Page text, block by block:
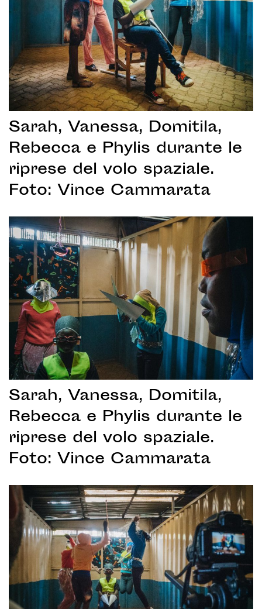
Sarah, Vanessa, Domitila,
Rebecca e Phylis durante le
riprese del volo spaziale.
Foto: Vince Cammarata
Sarah, Vanessa, Domitila,
Rebecca e Phylis durante le
riprese del volo spaziale.
Foto: Vince Cammarata